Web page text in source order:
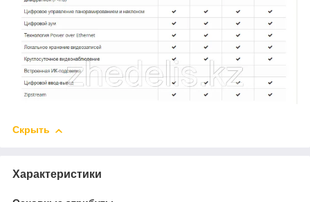
Скрыть
Характеристики